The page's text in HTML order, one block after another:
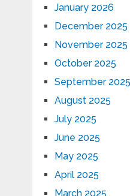
January 2026
December 2025
November 2025
October 2025
September 2025
August 2025
July 2025
June 2025
May 2025
April 2025
March 2025